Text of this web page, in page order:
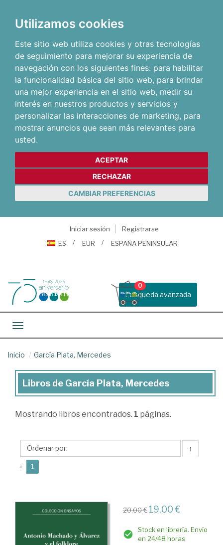
Utilizamos cookies
Este sitio web utiliza cookies y otras tecnologías
de seguimiento para mejorar su experiencia de
navegación con los siguientes fines: para habilitar
la funcionalidad básica del sitio web, para brindar
una mejor experiencia en el sitio web, medir su
interés en nuestros productos y servicios y
personalizar las interacciones de marketing, para
mostrar anuncios que sean más relevantes para
usted.
ACEPTAR
RECHAZAR
CAMBIAR PREFERENCIAS
Iniciar sesión
Registrarse
ES
EUR ESPAÑA PENINSULAR
Busqueda avanzada
0
Toggle navigation
Inicio García Plata, Mercedes
Libros
García
Mercedes
Libros de García Plata, Mercedes
Mostrando libros encontrados. 1 páginas.
↑
« 1
20,00 € 19,00 €
Stock en librería. Envío
en 24/48 horas